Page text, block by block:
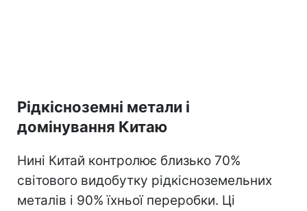
Рідкісноземні метали і
домінування Китаю
Нині Китай контролює близько 70%
світового видобутку рідкісноземельних
металів і 90% їхньої переробки. Ці